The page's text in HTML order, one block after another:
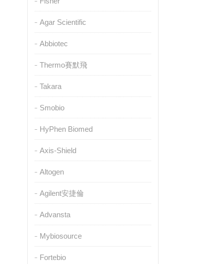
Agar Scientific
Abbiotec
Thermo賽默飛
Takara
Smobio
HyPhen Biomed
Axis-Shield
Altogen
Agilent安捷倫
Advansta
Mybiosource
Fortebio